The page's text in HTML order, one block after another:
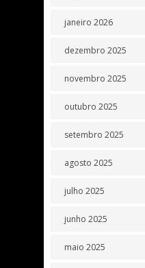
janeiro 2026
dezembro 2025
novembro 2025
outubro 2025
setembro 2025
agosto 2025
julho 2025
junho 2025
maio 2025